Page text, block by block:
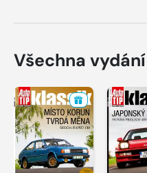
Všechna vydání